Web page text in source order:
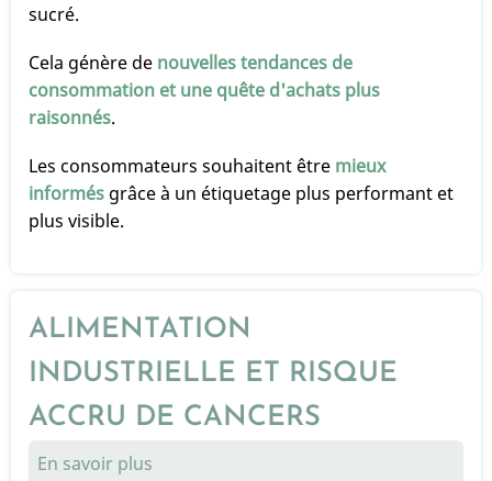
sucré.
Cela génère de nouvelles tendances de
consommation et une quête d'achats plus
raisonnés.
Les consommateurs souhaitent être mieux
informés grâce à un étiquetage plus performant et
plus visible.
ALIMENTATION
INDUSTRIELLE ET RISQUE
ACCRU DE CANCERS
En savoir plus